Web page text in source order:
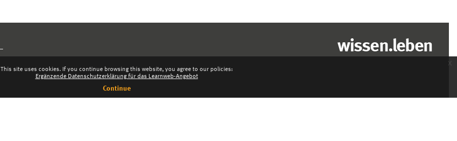
This site uses cookies. If you continue browsing this website, you agree to our policies:
Ergänzende Datenschutzerklärung für das Learnweb-Angebot
Continue
x
wissen.leben